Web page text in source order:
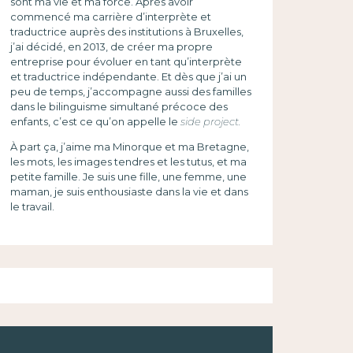
commencé ma carrière d’interprète et
traductrice auprès des institutions à Bruxelles,
j’ai décidé, en 2013, de créer ma propre
entreprise pour évoluer en tant qu’interprète
et traductrice indépendante. Et dès que j’ai un
peu de temps, j’accompagne aussi des familles
dans le bilinguisme simultané précoce des
enfants, c’est ce qu’on appelle le side project.
À part ça, j’aime ma Minorque et ma Bretagne,
les mots, les images tendres et les tutus, et ma
petite famille. Je suis une fille, une femme, une
maman, je suis enthousiaste dans la vie et dans
le travail.